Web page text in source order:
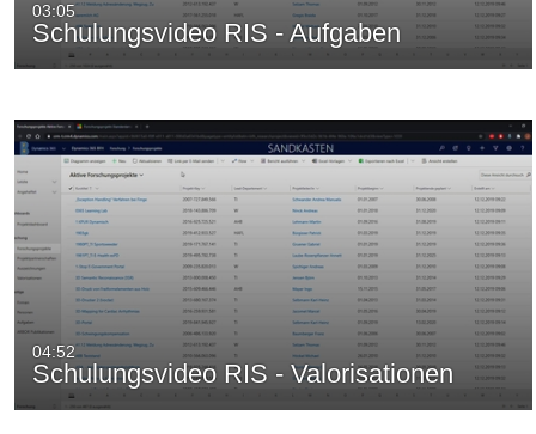
03:05
Schulungsvideo RIS - Aufgaben
04:52
Schulungsvideo RIS - Valorisationen